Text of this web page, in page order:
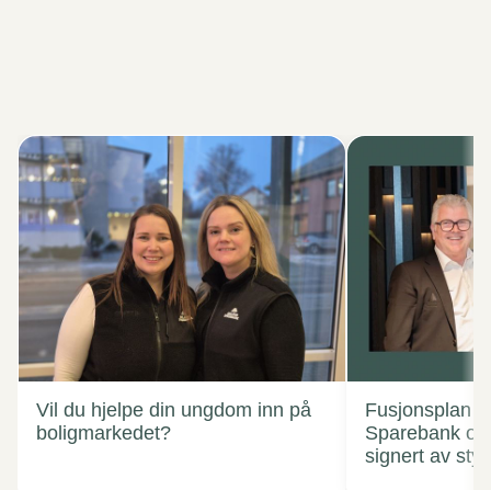
Vil du hjelpe din ungdom inn på
boligmarkedet?
Fusjonsplan
Sparebank
signert av